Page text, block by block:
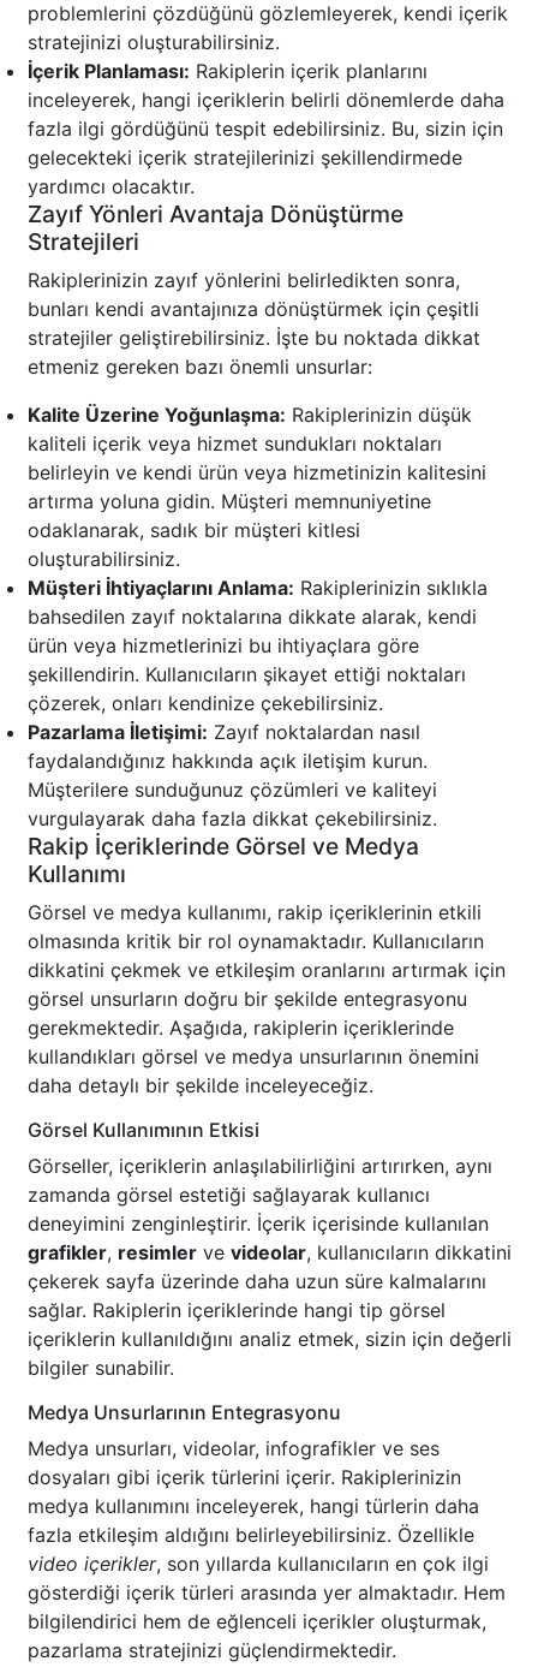
problemlerini çözdüğünü gözlemleyerek, kendi içerik
stratejinizi oluşturabilirsiniz.
İçerik Planlaması: Rakiplerin içerik planlarını
inceleyerek, hangi içeriklerin belirli dönemlerde daha
fazla ilgi gördüğünü tespit edebilirsiniz. Bu, sizin için
gelecekteki içerik stratejilerinizi şekillendirmede
yardımcı olacaktır.
Zayıf Yönleri Avantaja Dönüştürme
Stratejileri
Rakiplerinizin zayıf yönlerini belirledikten sonra,
bunları kendi avantajınıza dönüştürmek için çeşitli
stratejiler geliştirebilirsiniz. İşte bu noktada dikkat
etmeniz gereken bazı önemli unsurlar:
Kalite Üzerine Yoğunlaşma: Rakiplerinizin düşük
kaliteli içerik veya hizmet sundukları noktaları
belirleyin ve kendi ürün veya hizmetinizin kalitesini
artırma yoluna gidin. Müşteri memnuniyetine
odaklanarak, sadık bir müşteri kitlesi
oluşturabilirsiniz.
Müşteri İhtiyaçlarını Anlama: Rakiplerinizin sıklıkla
bahsedilen zayıf noktalarına dikkate alarak, kendi
ürün veya hizmetlerinizi bu ihtiyaçlara göre
şekillendirin. Kullanıcıların şikayet ettiği noktaları
çözerek, onları kendinize çekebilirsiniz.
Pazarlama İletişimi: Zayıf noktalardan nasıl
faydalandığınız hakkında açık iletişim kurun.
Müşterilere sunduğunuz çözümleri ve kaliteyi
vurgulayarak daha fazla dikkat çekebilirsiniz.
Rakip İçeriklerinde Görsel ve Medya
Kullanımı
Görsel ve medya kullanımı, rakip içeriklerinin etkili
olmasında kritik bir rol oynamaktadır. Kullanıcıların
dikkatini çekmek ve etkileşim oranlarını artırmak için
görsel unsurların doğru bir şekilde entegrasyonu
gerekmektedir. Aşağıda, rakiplerin içeriklerinde
kullandıkları görsel ve medya unsurlarının önemini
daha detaylı bir şekilde inceleyeceğiz.
Görsel Kullanımının Etkisi
Görseller, içeriklerin anlaşılabilirliğini artırırken, aynı
zamanda görsel estetiği sağlayarak kullanıcı
deneyimini zenginleştirir. İçerik içerisinde kullanılan
grafikler, resimler ve videolar, kullanıcıların dikkatini
çekerek sayfa üzerinde daha uzun süre kalmalarını
sağlar. Rakiplerin içeriklerinde hangi tip görsel
içeriklerin kullanıldığını analiz etmek, sizin için değerli
bilgiler sunabilir.
Medya Unsurlarının Entegrasyonu
Medya unsurları, videolar, infografikler ve ses
dosyaları gibi içerik türlerini içerir. Rakiplerinizin
medya kullanımını inceleyerek, hangi türlerin daha
fazla etkileşim aldığını belirleyebilirsiniz. Özellikle
video içerikler, son yıllarda kullanıcıların en çok ilgi
gösterdiği içerik türleri arasında yer almaktadır. Hem
bilgilendirici hem de eğlenceli içerikler oluşturmak,
pazarlama stratejinizi güçlendirmektedir.